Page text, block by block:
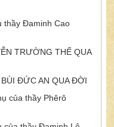
thầy Đaminh Cao
TRƯỜNG THẾ QUA
ĐỨC AN QUA ĐỜI
của thầy Phêrô